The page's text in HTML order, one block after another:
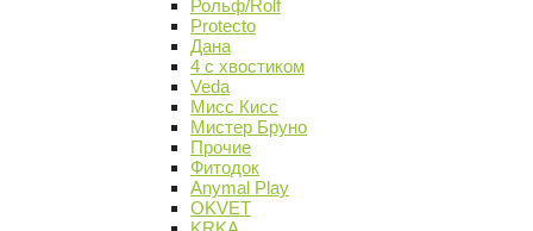
Рольф/Rolf
Protecto
Дана
4 с хвостиком
Veda
Мисс Кисс
Мистер Бруно
Прочие
Фитодок
Anymal Play
OKVET